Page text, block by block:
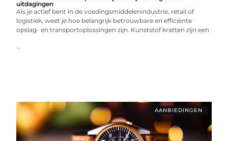
uitdagingen
Als je actief bent in de voedingsmiddelenindustrie, retail of
logistiek, weet je hoe belangrijk betrouwbare en efficiënte
opslag- en transportoplossingen zijn. Kunststof kratten zijn een
...
AANBIEDINGEN